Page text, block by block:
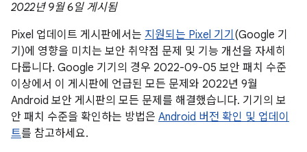
2022년 9월 6일 게시됨
Pixel 업데이트 게시판에서는 지원되는 Pixel 기기 (Google 기
기)에 영향을 미치는 보안 취약점 문제 및 기능 개선을 자세히
다룹니다. Google 기기의 경우 2022-09-05 보안 패치 수준
이상에서 이 게시판에 언급된 모든 문제와 2022년 9월
Android 보안 게시판의 모든 문제를 해결했습니다. 기기의 보
안 패치 수준을 확인하는 방법은 Android 버전 확인 및 업데이
트를 참고하세요.